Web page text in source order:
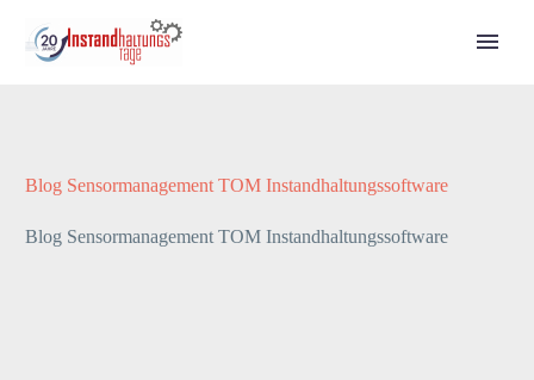
Blog Sensormanagement TOM Instandhaltungssoftware
Blog Sensormanagement TOM Instandhaltungssoftware